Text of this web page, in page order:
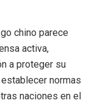
chino parece
activa,
a proteger su
normas
naciones en el